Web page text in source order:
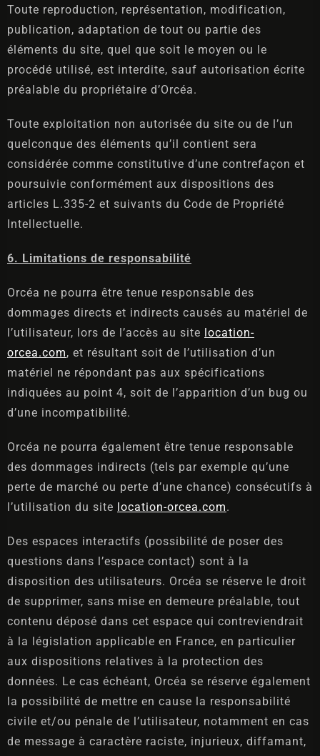
Toute reproduction, représentation, modification,
publication, adaptation de tout ou partie des
éléments du site, quel que soit le moyen ou le
procédé utilisé, est interdite, sauf autorisation écrite
préalable du propriétaire d’Orcéa.
Toute exploitation non autorisée du site ou de l’un
quelconque des éléments qu’il contient sera
considérée comme constitutive d’une contrefaçon et
poursuivie conformément aux dispositions des
articles L.335-2 et suivants du Code de Propriété
Intellectuelle.
6. Limitations de responsabilité
Orcéa ne pourra être tenue responsable des
dommages directs et indirects causés au matériel de
l’utilisateur, lors de l’accès au site location-
orcea.com, et résultant soit de l’utilisation d’un
matériel ne répondant pas aux spécifications
indiquées au point 4, soit de l’apparition d’un bug ou
d’une incompatibilité.
Orcéa ne pourra également être tenue responsable
des dommages indirects (tels par exemple qu’une
perte de marché ou perte d’une chance) consécutifs à
l’utilisation du site location-orcea.com.
Des espaces interactifs (possibilité de poser des
questions dans l’espace contact) sont à la
disposition des utilisateurs. Orcéa se réserve le droit
de supprimer, sans mise en demeure préalable, tout
contenu déposé dans cet espace qui contreviendrait
à la législation applicable en France, en particulier
aux dispositions relatives à la protection des
données. Le cas échéant, Orcéa se réserve également
la possibilité de mettre en cause la responsabilité
civile et/ou pénale de l’utilisateur, notamment en cas
de message à caractère raciste, injurieux, diffamant,